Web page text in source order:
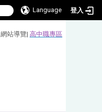
Language 登入
網站導覽| 高中職專區